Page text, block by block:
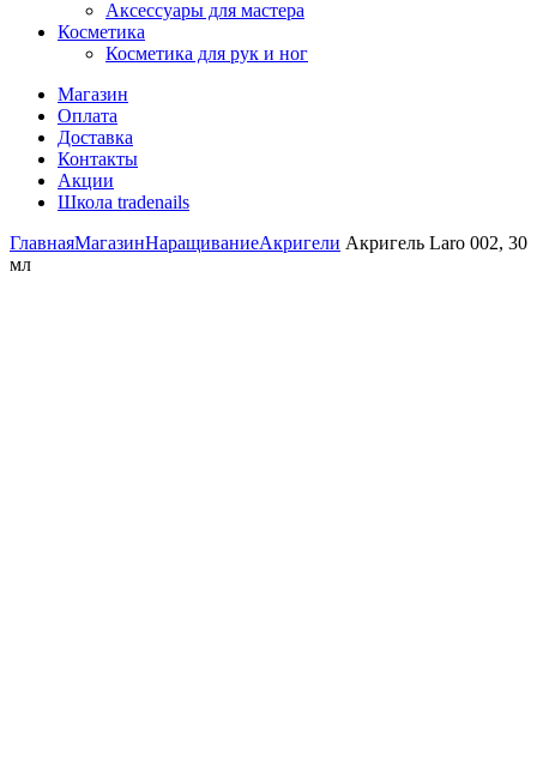
Аксессуары для мастера
Косметика
Косметика для рук и ног
Магазин
Оплата
Доставка
Контакты
Акции
Школа tradenails
ГлавнаяМагазинНаращиваниеАкригели Акригель Laro 002, 30
мл